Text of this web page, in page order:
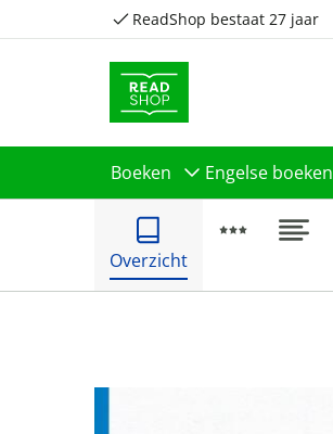
ReadShop bestaat 27 jaar
Boeken Engelse boeken
Overzicht